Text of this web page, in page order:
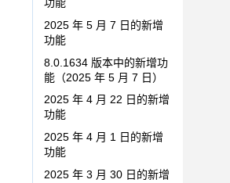
2025 年 5 月 7 日的新增
功能
8.0.1634 版本中的新增功
能（2025 年 5 月 7 日）
2025 年 4 月 22 日的新增
功能
2025 年 4 月 1 日的新增
功能
2025 年 3 月 30 日的新增